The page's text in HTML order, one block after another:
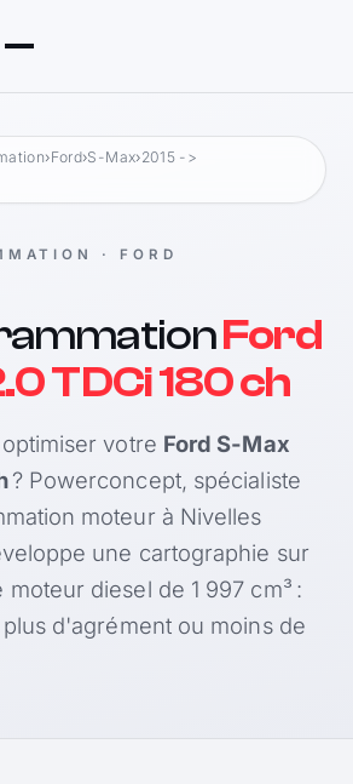
›Ford›S-Max›2015 ->
· FORD
Ford
TDCi 180 ch
votre Ford S-Max
? Powerconcept, spécialiste
moteur à Nivelles
une cartographie sur
diesel de 1 997 cm³ :
d'agrément ou moins de